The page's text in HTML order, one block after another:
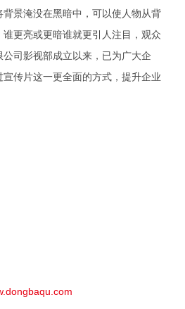
景淹没在黑暗中，可以使人物从背
更亮或更暗谁就更引人注目，观众
司影视部成立以来，已为广大企
传片这一更全面的方式，提升企业